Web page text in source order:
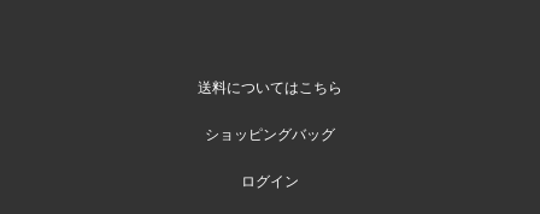
送料についてはこちら
ショッピングバッグ
ログイン